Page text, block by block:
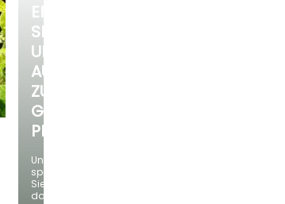
ENTDECKEN
SIE
UNSERE
AUSWAHL
ZU
GÜNSTIGEN
PREISEN
Und
sparen
Sie
dabei!